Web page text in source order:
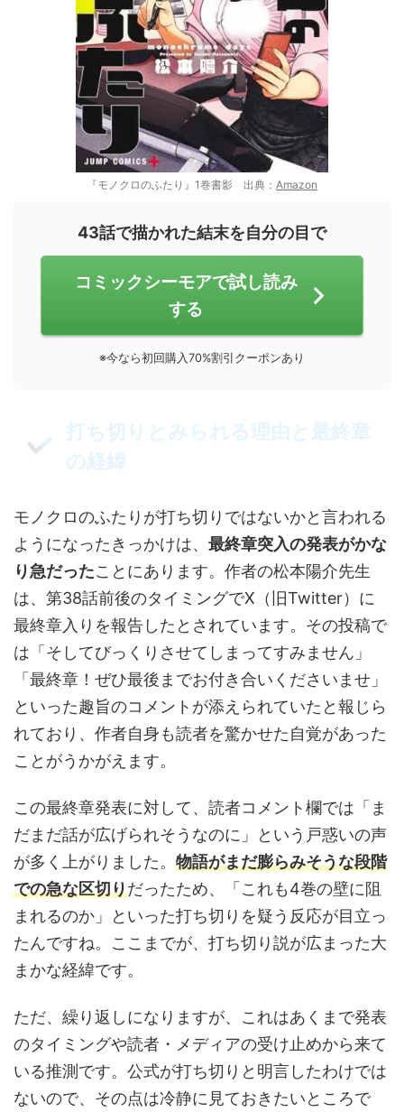
『モノクロのふたり』1巻書影 出典： Amazon
43話で描かれた結末を自分の目で
コミックシーモアで試し読み
する
※今なら初回購入70%割引クーポンあり
打ち切りとみられる理由と最終章
の経緯
モノクロのふたりが打ち切りではないかと言われる
ようになったきっかけは、 最終章突入の発表がかな
り急だったことにあります。作者の松本陽介先生
は、第38話前後のタイミングでX（旧Twitter）に
最終章入りを報告したとされています。その投稿で
は「そしてびっくりさせてしまってすみません」
「最終章！ぜひ最後までお付き合いくださいませ」
といった趣旨のコメントが添えられていたと報じら
れており、作者自身も読者を驚かせた自覚があった
ことがうかがえます。
この最終章発表に対して、読者コメント欄では「ま
だまだ話が広げられそうなのに」という戸惑いの声
が多く上がりました。 物語がまだ膨らみそうな段階
での急な区切りだったため、「これも4巻の壁に阻
まれるのか」といった打ち切りを疑う反応が目立っ
たんですね。ここまでが、打ち切り説が広まった大
まかな経緯です。
ただ、繰り返しになりますが、これはあくまで発表
のタイミングや読者・メディアの受け止めから来て
いる推測です。公式が打ち切りと明言したわけでは
ないので、その点は冷静に見ておきたいところで